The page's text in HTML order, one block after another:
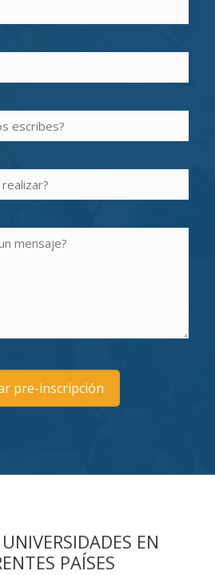
EN
PAÍSES